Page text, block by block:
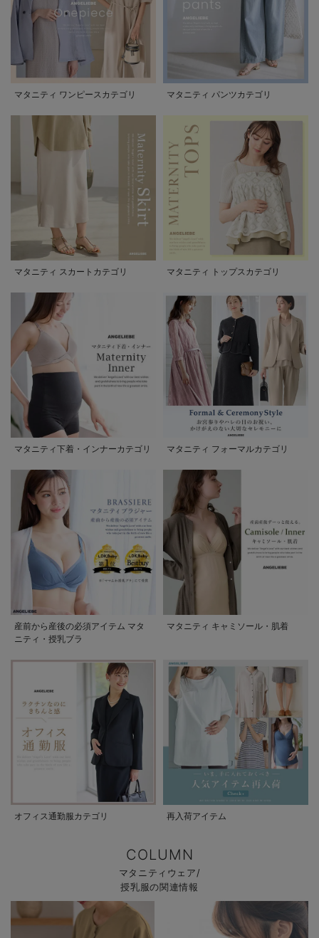
マタニティ ワンピースカテゴリ マタニティ パンツカテゴリ
マタニティ スカートカテゴリ マタニティ トップスカテゴリ
マタニティ下着・インナーカテゴリ マタニティ フォーマルカテゴリ
産前から産後の必須アイテム マタ
ニティ・授乳ブラ
マタニティ キャミソール・肌着
オフィス通勤服カテゴリ 再入荷アイテム
COLUMN
マタニティウェア/
授乳服の関連情報